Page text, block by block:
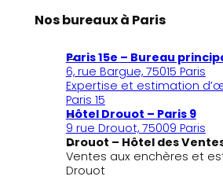
Nos bureaux à Paris
Paris 15e – Bureau
6, rue Bargue, 75015 Paris
Expertise et estimation
Paris 15
Hôtel Drouot – Paris 9
9 rue Drouot, 75009 Paris
Drouot – Hôtel des
Ventes aux enchères et
Drouot